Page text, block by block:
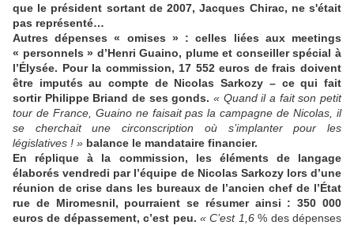
que le président sortant de 2007, Jacques Chirac, ne s'était
pas représenté…
Autres dépenses « omises » : celles liées aux meetings
« personnels » d’Henri Guaino, plume et conseiller spécial à
l’Élysée. Pour la commission, 17 552 euros de frais doivent
être imputés au compte de Nicolas Sarkozy – ce qui fait
sortir Philippe Briand de ses gonds. « Quand il a fait son petit
tour de France, Guaino ne faisait pas la campagne de Nicolas, il
se cherchait une circonscription où s’implanter pour les
législatives ! » balance le mandataire financier.
En réplique à la commission, les éléments de langage
élaborés vendredi par l’équipe de Nicolas Sarkozy lors d’une
réunion de crise dans les bureaux de l’ancien chef de l’État
rue de Miromesnil, pourraient se résumer ainsi : 350 000
euros de dépassement, c’est peu. « C’est 1,6% des dépenses